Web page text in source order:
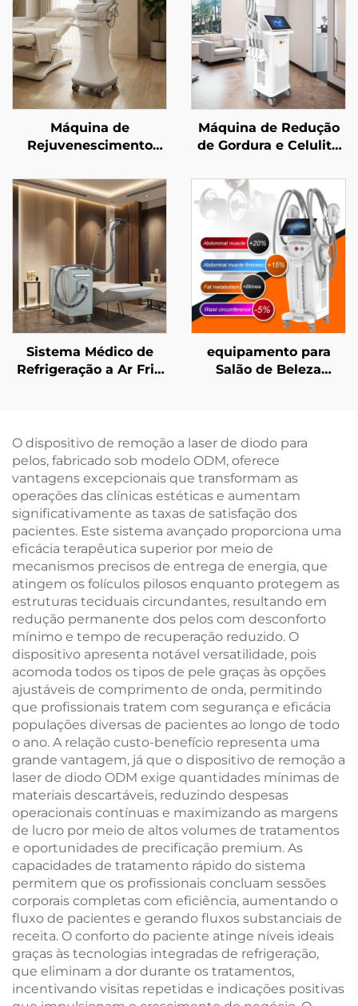
Máquina de
Rejuvenescimento
Microagulhamento em
Ouro e
Radiofrequência de
Dupla Frequência (1/2
MHz)
Máquina de Redução
de Gordura e Celulite
de Diodo de 1060 nm
para Modelagem
Corporal e
Emagrecimento,
aprovada pela FDA
Sistema Médico de
Refrigeração a Ar Frio
sem Contato em
Ambientes Clínicos,
destinado a
equipamentos
estéticos a laser
equipamento para
Salão de Beleza
Estimulação
Eletromagnética
Muscular
O dispositivo de remoção a laser de diodo para
pelos, fabricado sob modelo ODM, oferece
vantagens excepcionais que transformam as
operações das clínicas estéticas e aumentam
significativamente as taxas de satisfação dos
pacientes. Este sistema avançado proporciona uma
eficácia terapêutica superior por meio de
mecanismos precisos de entrega de energia, que
atingem os folículos pilosos enquanto protegem as
estruturas teciduais circundantes, resultando em
redução permanente dos pelos com desconforto
mínimo e tempo de recuperação reduzido. O
dispositivo apresenta notável versatilidade, pois
acomoda todos os tipos de pele graças às opções
ajustáveis de comprimento de onda, permitindo
que profissionais tratem com segurança e eficácia
populações diversas de pacientes ao longo de todo
o ano. A relação custo-benefício representa uma
grande vantagem, já que o dispositivo de remoção a
laser de diodo ODM exige quantidades mínimas de
materiais descartáveis, reduzindo despesas
operacionais contínuas e maximizando as margens
de lucro por meio de altos volumes de tratamentos
e oportunidades de precificação premium. As
capacidades de tratamento rápido do sistema
permitem que os profissionais concluam sessões
corporais completas com eficiência, aumentando o
fluxo de pacientes e gerando fluxos substanciais de
receita. O conforto do paciente atinge níveis ideais
graças às tecnologias integradas de refrigeração,
que eliminam a dor durante os tratamentos,
incentivando visitas repetidas e indicações positivas